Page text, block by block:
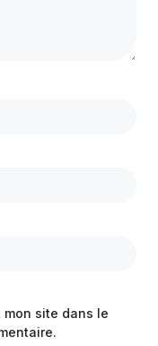
mon site dans le